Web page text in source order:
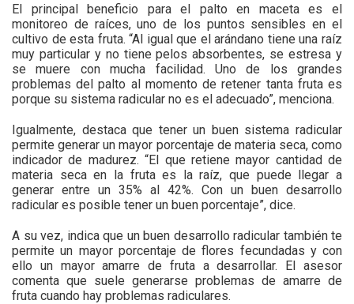
El principal beneficio para el palto en maceta es el
monitoreo de raíces, uno de los puntos sensibles en el
cultivo de esta fruta. “Al igual que el arándano tiene una raíz
muy particular y no tiene pelos absorbentes, se estresa y
se muere con mucha facilidad. Uno de los grandes
problemas del palto al momento de retener tanta fruta es
porque su sistema radicular no es el adecuado”, menciona.
Igualmente, destaca que tener un buen sistema radicular
permite generar un mayor porcentaje de materia seca, como
indicador de madurez. “El que retiene mayor cantidad de
materia seca en la fruta es la raíz, que puede llegar a
generar entre un 35% al 42%. Con un buen desarrollo
radicular es posible tener un buen porcentaje”, dice.
A su vez, indica que un buen desarrollo radicular también te
permite un mayor porcentaje de flores fecundadas y con
ello un mayor amarre de fruta a desarrollar. El asesor
comenta que suele generarse problemas de amarre de
fruta cuando hay problemas radiculares.